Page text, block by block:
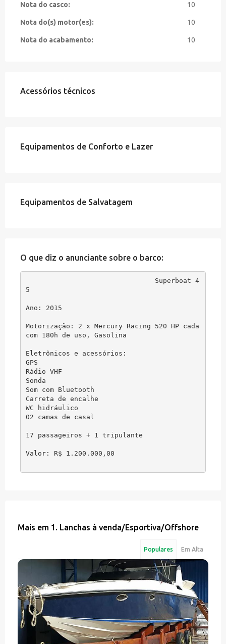
Nota do casco: 10
Nota do(s) motor(es): 10
Nota do acabamento: 10
Acessórios técnicos
Equipamentos de Conforto e Lazer
Equipamentos de Salvatagem
O que diz o anunciante sobre o barco:
Superboat 4
5
Ano: 2015
Motorização: 2 x Mercury Racing 520 HP cada
com 180h de uso, Gasolina
Eletrônicos e acessórios:
GPS
Rádio VHF
Sonda
Som com Bluetooth
Carreta de encalhe
WC hidráulico
02 camas de casal
17 passageiros + 1 tripulante
Valor: R$ 1.200.000,00
Mais em 1. Lanchas à venda/Esportiva/Offshore
Populares Em Alta